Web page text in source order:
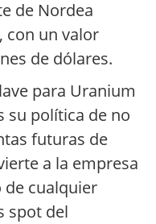
de Nordea
con un valor
de dólares.
para Uranium
su política de no
futuras de
a la empresa
cualquier
spot del